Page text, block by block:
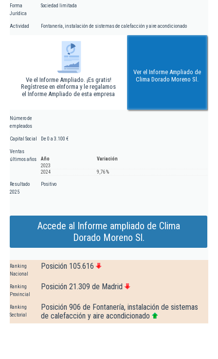
Forma
Jurídica
Sociedad limitada
Actividad Fontanería, instalación de sistemas de calefacción y aire acondicionado
Ve el Informe Ampliado. ¡Es gratis!
Regístrese en eInforma y le regalamos
el Informe Ampliado de esta empresa
Ver el Informe Ampliado de
Clima Dorado Moreno Sl.
Número de
empleados
Capital Social De 0 a 3.100 €
Ventas
últimos años
Año
Variación
2023
2024
9,76 %
Resultado
2025
Positivo
Accede al Informe ampliado de Clima
Dorado Moreno Sl.
Ranking
Nacional
Posición 105.616
Ranking
Provincial
Posición 21.309 de Madrid
Ranking
Sectorial
Posición 906 de Fontanería, instalación de sistemas
de calefacción y aire acondicionado